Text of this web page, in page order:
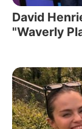
David
"Waverly